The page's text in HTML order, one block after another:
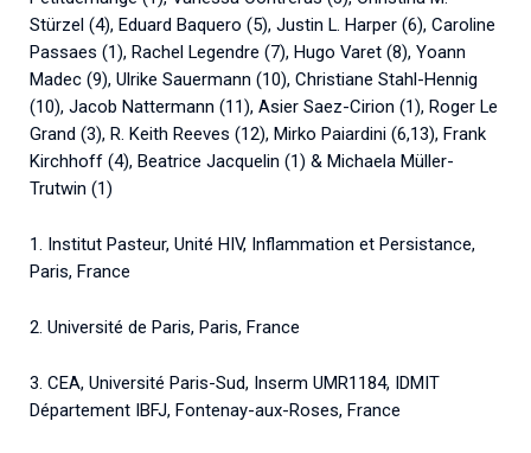
Stürzel (4), Eduard Baquero (5), Justin L. Harper (6), Caroline
Passaes (1), Rachel Legendre (7), Hugo Varet (8), Yoann
Madec (9), Ulrike Sauermann (10), Christiane Stahl-Hennig
(10), Jacob Nattermann (11), Asier Saez-Cirion (1), Roger Le
Grand (3), R. Keith Reeves (12), Mirko Paiardini (6,13), Frank
Kirchhoff (4), Beatrice Jacquelin (1) & Michaela Müller-
Trutwin (1)
1. Institut Pasteur, Unité HIV, Inflammation et Persistance,
Paris, France
2. Université de Paris, Paris, France
3. CEA, Université Paris-Sud, Inserm UMR1184, IDMIT
Département IBFJ, Fontenay-aux-Roses, France